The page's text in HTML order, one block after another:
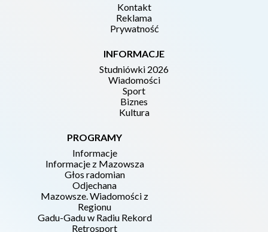
Kontakt
Reklama
Prywatność
INFORMACJE
Studniówki 2026
Wiadomości
Sport
Biznes
Kultura
PROGRAMY
Informacje
Informacje z Mazowsza
Głos radomian
Odjechana
Mazowsze. Wiadomości z
Regionu
Gadu-Gadu w Radiu Rekord
Retrosport